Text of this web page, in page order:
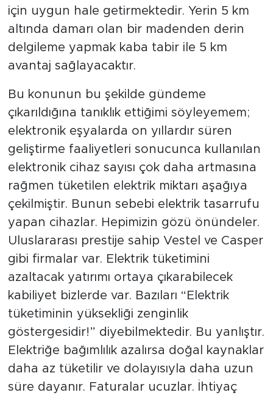
için uygun hale getirmektedir. Yerin 5 km
altında damarı olan bir madenden derin
delgileme yapmak kaba tabir ile 5 km
avantaj sağlayacaktır.
Bu konunun bu şekilde gündeme
çıkarıldığına tanıklık ettiğimi söyleyemem;
elektronik eşyalarda on yıllardır süren
geliştirme faaliyetleri sonucunca kullanılan
elektronik cihaz sayısı çok daha artmasına
rağmen tüketilen elektrik miktarı aşağıya
çekilmiştir. Bunun sebebi elektrik tasarrufu
yapan cihazlar. Hepimizin gözü önündeler.
Uluslararası prestije sahip Vestel ve Casper
gibi firmalar var. Elektrik tüketimini
azaltacak yatırımı ortaya çıkarabilecek
kabiliyet bizlerde var. Bazıları “Elektrik
tüketiminin yüksekliği zenginlik
göstergesidir!” diyebilmektedir. Bu yanlıştır.
Elektriğe bağımlılık azalırsa doğal kaynaklar
daha az tüketilir ve dolayısıyla daha uzun
süre dayanır. Faturalar ucuzlar. İhtiyaç